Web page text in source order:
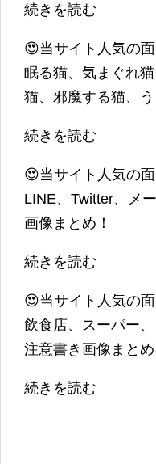
続きを読む
😍当サイト人気の
眠る猫、気まぐれ
猫、邪魔する猫、
続きを読む
😍当サイト人気の
LINE、Twitter、メ
画像まとめ！
続きを読む
😍当サイト人気の
飲食店、スーパー
注意書き画像まとめ
続きを読む